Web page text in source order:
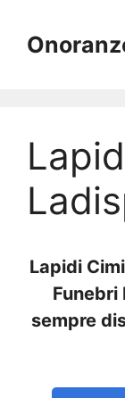
contenuto
Lapidi
Funebri
sempre